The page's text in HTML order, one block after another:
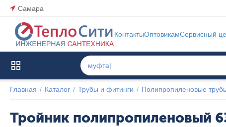
Самара
КонтактыОптовикамСервисный
Главная / Каталог / Трубы и фитинги / Полипропиленовые
Тройник полипропиленовый